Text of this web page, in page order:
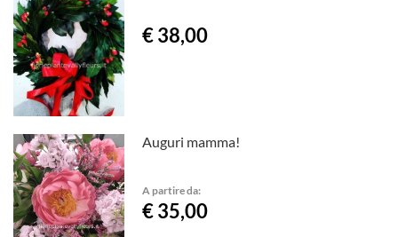
€ 38,00
Auguri mamma!
A partire da:
€ 35,00